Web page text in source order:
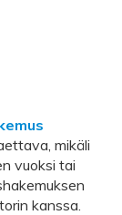
mikäli
vuoksi tai
kanssa.